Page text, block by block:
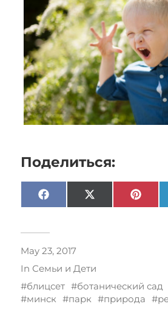
Поделиться:
Facebook X
(Twitter)
May 23, 2017
In Семьи и Дети
блицсет
ботанический сад
минск
парк природа